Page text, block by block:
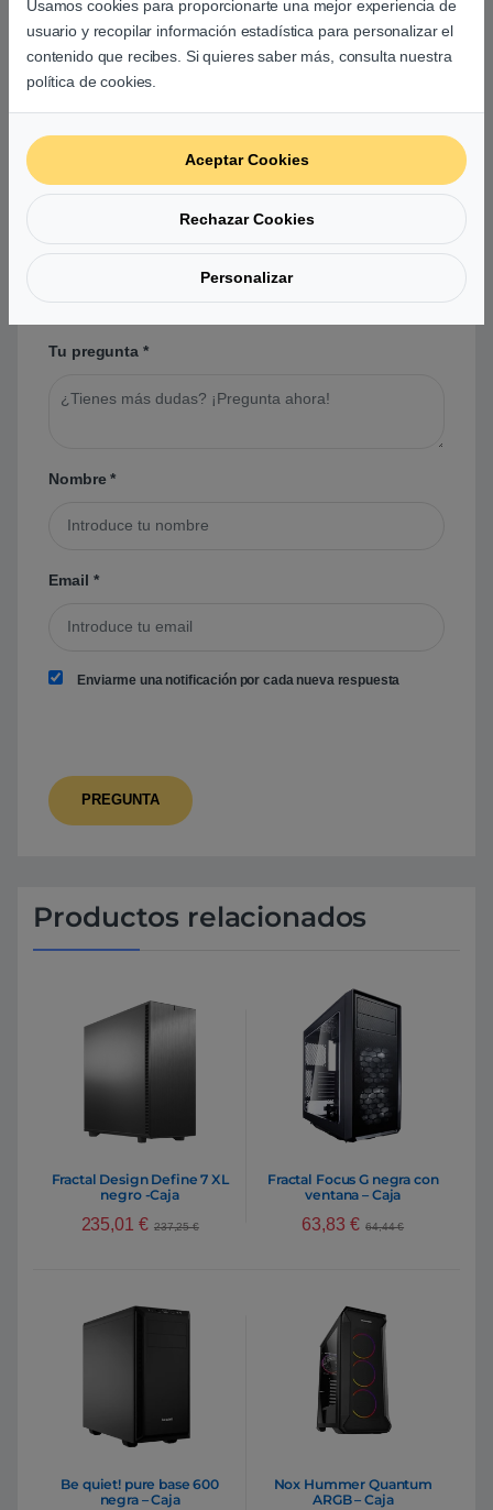
Preguntas y respuestas de los
usuarios sobre este producto
No hay preguntas aún. Sé el primero en hacer
una pregunta acerca de este producto.
Tu pregunta *
Nombre*
Email *
Enviarme una notificación por cada nueva respuesta
Productos relacionados
Fractal Design Define 7 XL
negro -Caja
235,01 € 237,25€
Fractal Focus G negra con
ventana – Caja
63,83 € 64,44€
Be quiet! pure base 600
negra – Caja
Nox Hummer Quantum
ARGB – Caja
Usamos cookies para proporcionarte una mejor experiencia de
usuario y recopilar información estadística para personalizar el
contenido que recibes. Si quieres saber más, consulta nuestra
política de cookies.
Aceptar Cookies
Rechazar Cookies
Personalizar